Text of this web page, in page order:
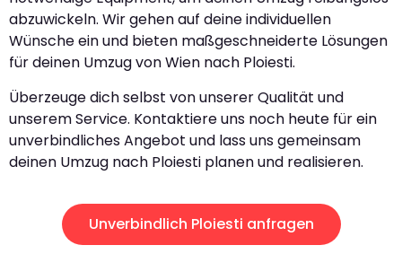
abzuwickeln. Wir gehen auf deine individuellen
Wünsche ein und bieten maßgeschneiderte Lösungen
für deinen Umzug von Wien nach Ploiesti.
Überzeuge dich selbst von unserer Qualität und
unserem Service. Kontaktiere uns noch heute für ein
unverbindliches Angebot und lass uns gemeinsam
deinen Umzug nach Ploiesti planen und realisieren.
Unverbindlich Ploiesti anfragen